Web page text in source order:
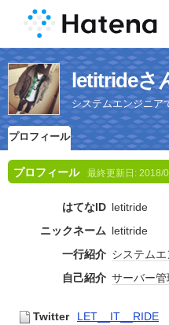
letitrideさ
システムエンジニア
プロフィール
プロフィール 最終更新日: 2018/
はてなID letitride
ニックネーム letitride
一行紹介 システム
自己紹介 サーバー管
Twitter LET__IT__RIDE